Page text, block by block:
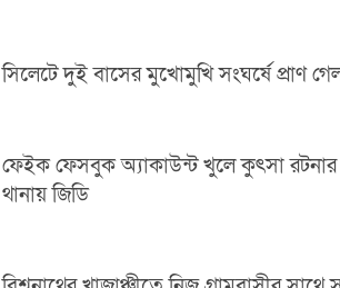
সিলেটে দুই বাসের মুখোমুখি সংঘর্ষে প্রাণ
ফেইক ফেসবুক অ্যাকাউন্ট খুলে কুৎসা রটনার
থানায় জিডি